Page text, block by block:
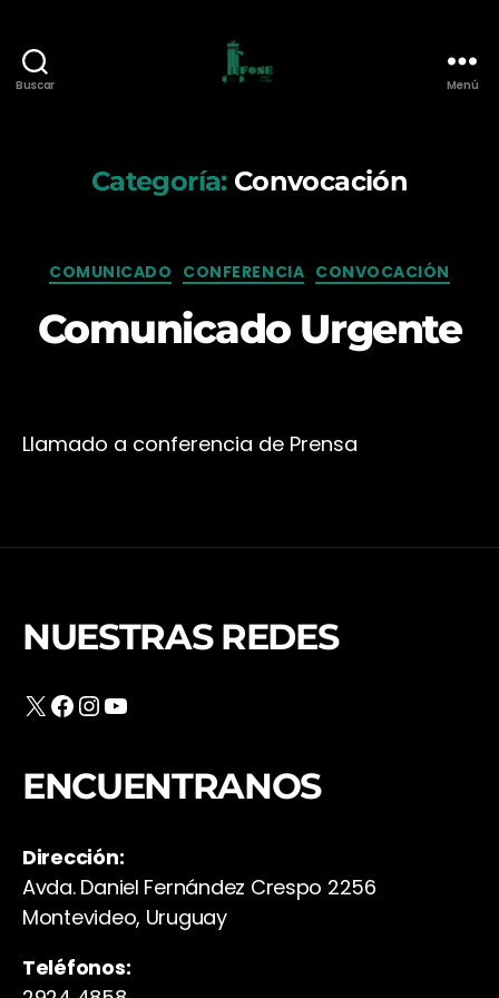
Buscar
de
O.S.E.
Menú
Categoría: Convocación
Categorías
COMUNICADO CONFERENCIA CONVOCACIÓN
Comunicado Urgente
Llamado a conferencia de Prensa
NUESTRAS REDES
X Facebook
Instagram
YouTube
ENCUENTRANOS
Dirección:
Avda. Daniel Fernández Crespo 2256
Montevideo, Uruguay
Teléfonos: